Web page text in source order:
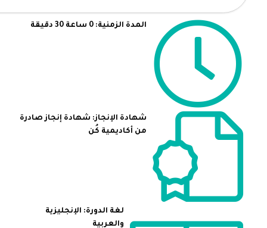
المدة الزمنية: 0 ساعة 30 دقيقة
شهادة الإنجاز: شهادة إنجاز صادرة
من أكاديمية كُن
لغة الدورة: الإنجليزية
والعربية